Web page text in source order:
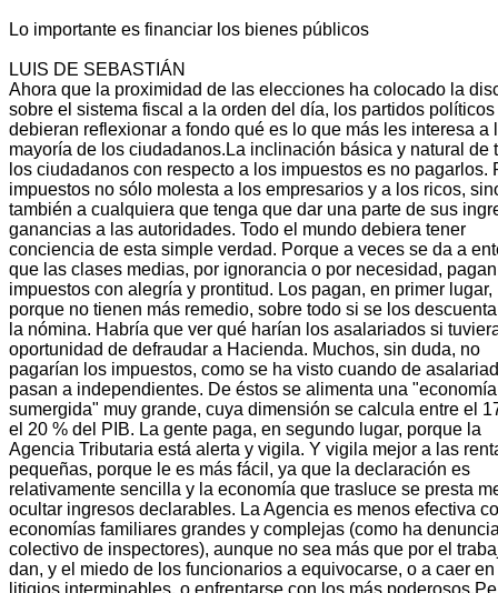
Lo importante es financiar los bienes públicos
LUIS DE SEBASTIÁN
Ahora que la proximidad de las elecciones ha colocado la
sobre el sistema fiscal a la orden del día, los partidos políticos
debieran reflexionar a fondo qué es lo que más les interesa a
mayoría de los ciudadanos.La inclinación básica y natural de
los ciudadanos con respecto a los impuestos es no pagarlos.
impuestos no sólo molesta a los empresarios y a los ricos,
también a cualquiera que tenga que dar una parte de sus
ganancias a las autoridades. Todo el mundo debiera tener
conciencia de esta simple verdad. Porque a veces se da a
que las clases medias, por ignorancia o por necesidad,
impuestos con alegría y prontitud. Los pagan, en primer lugar,
porque no tienen más remedio, sobre todo si se los
la nómina. Habría que ver qué harían los asalariados si
oportunidad de defraudar a Hacienda. Muchos, sin duda, no
pagarían los impuestos, como se ha visto cuando de
pasan a independientes. De éstos se alimenta una "economía
sumergida" muy grande, cuya dimensión se calcula entre el
el 20 % del PIB. La gente paga, en segundo lugar, porque la
Agencia Tributaria está alerta y vigila. Y vigila mejor a las
pequeñas, porque le es más fácil, ya que la declaración es
relativamente sencilla y la economía que trasluce se presta
ocultar ingresos declarables. La Agencia es menos efectiva
economías familiares grandes y complejas (como ha
colectivo de inspectores), aunque no sea más que por el
dan, y el miedo de los funcionarios a equivocarse, o a caer en
litigios interminables, o enfrentarse con los más